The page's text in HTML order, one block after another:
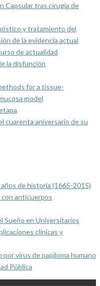
Capsular tras cirugía de
y tratamiento del
de la evidencia actual
de actualidad
la disfunción
for a tissue-
model
cuarenta aniversario de su
de historia (1665-2015)
anticuerpos
Sueño en Universitarios
clínicas y
virus de papiloma humano
Pública